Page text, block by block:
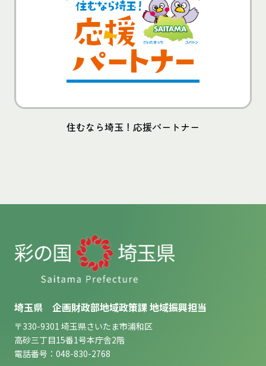
住むなら埼玉！応援パートナー
埼玉県 企画財政部地域政策課 地域振興担当
〒330-9301 埼玉県さいたま市浦和区
高砂三丁目15番1号本庁舎2階
電話番号：048-830-2768